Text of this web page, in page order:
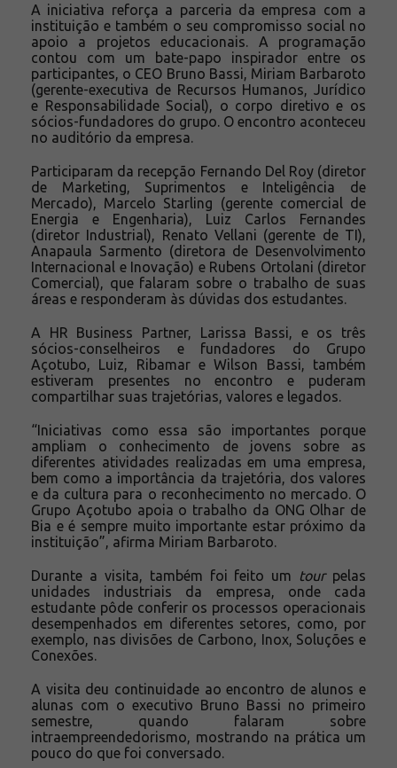
A iniciativa reforça a parceria da empresa com a
instituição e também o seu compromisso social no
apoio a projetos educacionais. A programação
contou com um bate-papo inspirador entre os
participantes, o CEO Bruno Bassi, Miriam Barbaroto
(gerente-executiva de Recursos Humanos, Jurídico
e Responsabilidade Social), o corpo diretivo e os
sócios-fundadores do grupo. O encontro aconteceu
no auditório da empresa.
Participaram da recepção Fernando Del Roy (diretor
de Marketing, Suprimentos e Inteligência de
Mercado), Marcelo Starling (gerente comercial de
Energia e Engenharia), Luiz Carlos Fernandes
(diretor Industrial), Renato Vellani (gerente de TI),
Anapaula Sarmento (diretora de Desenvolvimento
Internacional e Inovação) e Rubens Ortolani (diretor
Comercial), que falaram sobre o trabalho de suas
áreas e responderam às dúvidas dos estudantes.
A HR Business Partner, Larissa Bassi, e os três
sócios-conselheiros e fundadores do Grupo
Açotubo, Luiz, Ribamar e Wilson Bassi, também
estiveram presentes no encontro e puderam
compartilhar suas trajetórias, valores e legados.
“Iniciativas como essa são importantes porque
ampliam o conhecimento de jovens sobre as
diferentes atividades realizadas em uma empresa,
bem como a importância da trajetória, dos valores
e da cultura para o reconhecimento no mercado. O
Grupo Açotubo apoia o trabalho da ONG Olhar de
Bia e é sempre muito importante estar próximo da
instituição”, afirma Miriam Barbaroto.
Durante a visita, também foi feito um tourpelas
unidades industriais da empresa, onde cada
estudante pôde conferir os processos operacionais
desempenhados em diferentes setores, como, por
exemplo, nas divisões de Carbono, Inox, Soluções e
Conexões.
A visita deu continuidade ao encontro de alunos e
alunas com o executivo Bruno Bassi no primeiro
semestre, quando falaram sobre
intraempreendedorismo, mostrando na prática um
pouco do que foi conversado.